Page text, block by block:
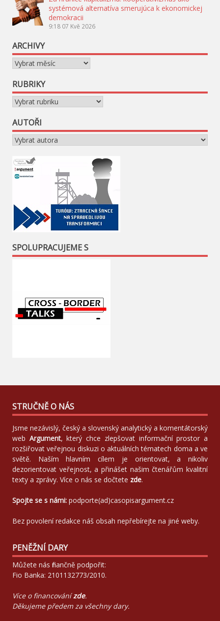
systémová alternatíva smerujúca k ekonomickej
demokracii
9:18 07 Kvě 2026
ARCHIVY
Archivy
RUBRIKY
Rubriky
AUTOŘI
SPOLUPRACUJEME S
STRUČNĚ O NÁS
Jsme nezávislý, český a slovenský analytický a komentátorský
web Argument, který chce zlepšovat informační prostor a
rozšiřovat veřejnou diskuzi o aktuálních tématech doma a ve
světě. Naším hlavním cílem je orientovat, a nikoliv
dezorientovat veřejnost, a přinášet našim čtenářům kvalitní
texty a zprávy. Více o nás se dočtete zde.
Spojte se s námi: podporte(ad)casopisargument.cz
Bez povolení redakce náš obsah nepřebírejte na jiné weby.
PENĚŽNÍ DARY
Můžete nás finančně podpořit:
Fio Banka: 2101132773/2010.
Více o financovánízde.
Děkujeme předem za všechny dary.